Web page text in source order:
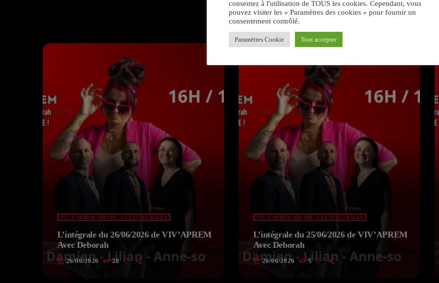
VIV'L'APREM 16H/19H - LES INTÉGRALES
L’intégrale du 26/06/2026 de VIV’APREM
Avec Deborah
today 26/06/2026 28
VIV'L'APREM 16H/19H - LES INTÉGRALES
L’intégrale du 25/06/2026 de VIV’APREM
Avec Deborah
today 26/06/2026 5
consentez à l'utilisation de TOUS les cookies. Cependant, vous
pouvez visiter les « Paramètres des cookies » pour fournir un
consentement contrôlé.
Paramètres Cookie Tout accepter